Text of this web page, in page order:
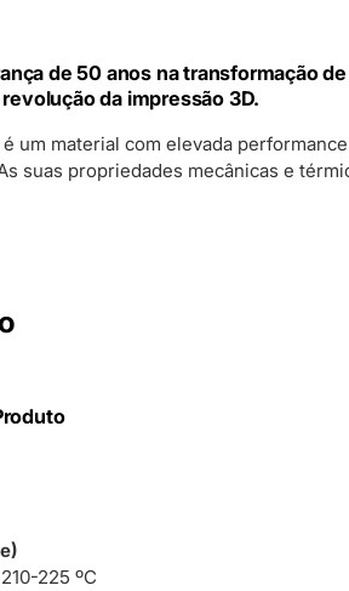
de 50 anos na transformação
da impressão 3D.
é um material com elevada
suas propriedades mecânicas e
210-225 ºC